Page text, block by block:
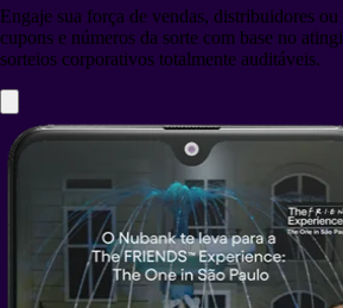
Engaje sua força de vendas, distribuidores
cupons e números da sorte com base no
sorteios corporativos totalmente auditáveis.